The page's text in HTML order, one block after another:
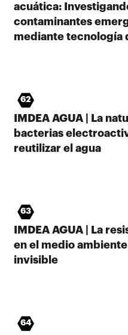
acuática:
contaminantes
mediante tecnología
62
IMDEA AGUA | La
bacterias
reutilizar el agua
63
IMDEA AGUA | La
en el medio
invisible
64